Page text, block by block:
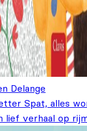
Delange
Spat, alles
lief verhaal op